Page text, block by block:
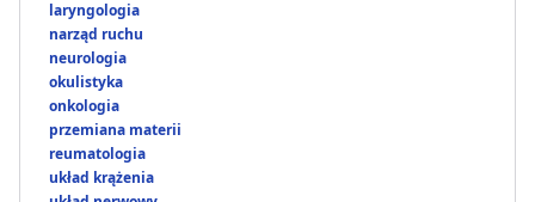
laryngologia
narząd ruchu
neurologia
okulistyka
onkologia
przemiana materii
reumatologia
układ krążenia